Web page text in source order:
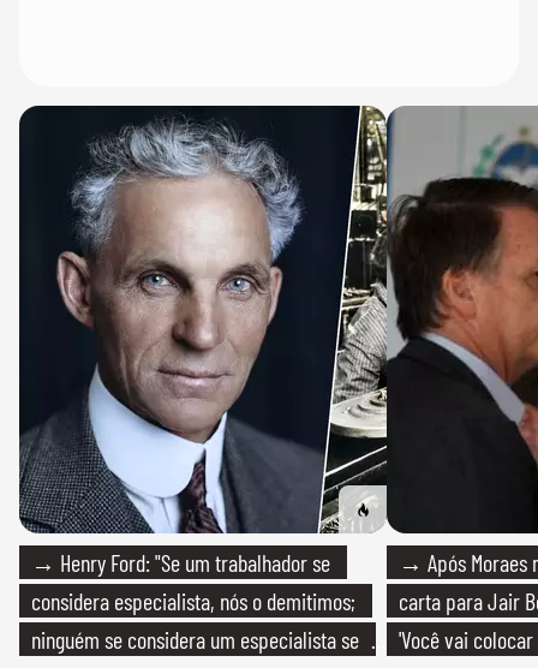
→ Henry Ford: "Se um trabalhador se
considera especialista, nós o demitimos;
ninguém se considera um especialista se
→ Após Moraes
carta para Jair
'Você vai